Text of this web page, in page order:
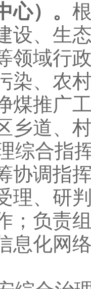
心）。
设、生
领域行
染、 农
煤推广
乡道、
综合指
协调指
理、研
；负责
息化网